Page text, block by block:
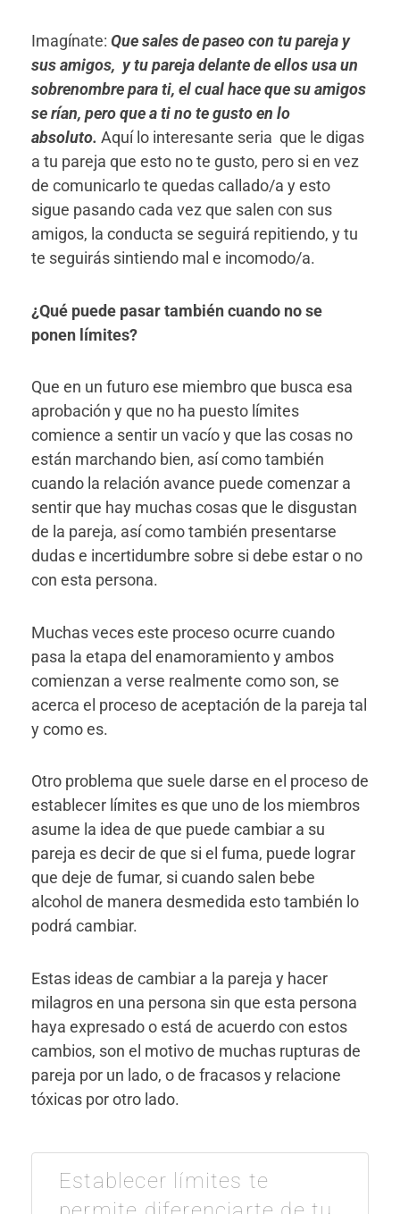
Imagínate: Que sales de paseo con tu pareja y
sus amigos, y tu pareja delante de ellos usa un
sobrenombre para ti, el cual hace que su amigos
se rían, pero que a ti no te gusto en lo
absoluto. Aquí lo interesante seria que le digas
a tu pareja que esto no te gusto, pero si en vez
de comunicarlo te quedas callado/a y esto
sigue pasando cada vez que salen con sus
amigos, la conducta se seguirá repitiendo, y tu
te seguirás sintiendo mal e incomodo/a.
¿Qué puede pasar también cuando no se
ponen límites?
Que en un futuro ese miembro que busca esa
aprobación y que no ha puesto límites
comience a sentir un vacío y que las cosas no
están marchando bien, así como también
cuando la relación avance puede comenzar a
sentir que hay muchas cosas que le disgustan
de la pareja, así como también presentarse
dudas e incertidumbre sobre si debe estar o no
con esta persona.
Muchas veces este proceso ocurre cuando
pasa la etapa del enamoramiento y ambos
comienzan a verse realmente como son, se
acerca el proceso de aceptación de la pareja tal
y como es.
Otro problema que suele darse en el proceso de
establecer límites es que uno de los miembros
asume la idea de que puede cambiar a su
pareja es decir de que si el fuma, puede lograr
que deje de fumar, si cuando salen bebe
alcohol de manera desmedida esto también lo
podrá cambiar.
Estas ideas de cambiar a la pareja y hacer
milagros en una persona sin que esta persona
haya expresado o está de acuerdo con estos
cambios, son el motivo de muchas rupturas de
pareja por un lado, o de fracasos y relacione
tóxicas por otro lado.
Establecer límites te